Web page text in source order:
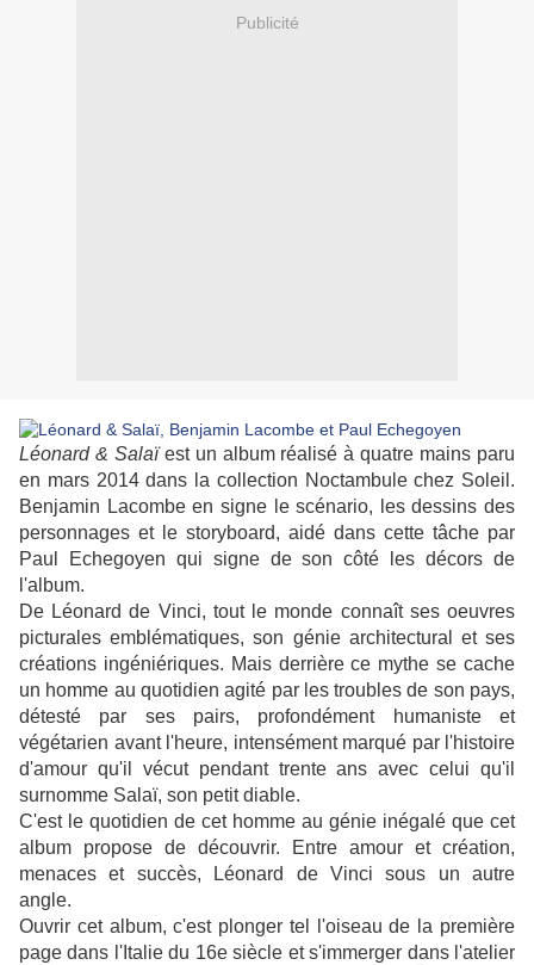
Publicité
Léonard & Salaïest un album réalisé à quatre mains paru
en mars 2014 dans la collection Noctambule chez Soleil.
Benjamin Lacombe en signe le scénario, les dessins des
personnages et le storyboard, aidé dans cette tâche par
Paul Echegoyen qui signe de son côté les décors de
l'album.
De Léonard de Vinci, tout le monde connaît ses oeuvres
picturales emblématiques, son génie architectural et ses
créations ingéniériques. Mais derrière ce mythe se cache
un homme au quotidien agité par les troubles de son pays,
détesté par ses pairs, profondément humaniste et
végétarien avant l'heure, intensément marqué par l'histoire
d'amour qu'il vécut pendant trente ans avec celui qu'il
surnomme Salaï, son petit diable.
C'est le quotidien de cet homme au génie inégalé que cet
album propose de découvrir. Entre amour et création,
menaces et succès, Léonard de Vinci sous un autre
angle.
Ouvrir cet album, c'est plonger tel l'oiseau de la première
page dans l'Italie du 16e siècle et s'immerger dans l'atelier